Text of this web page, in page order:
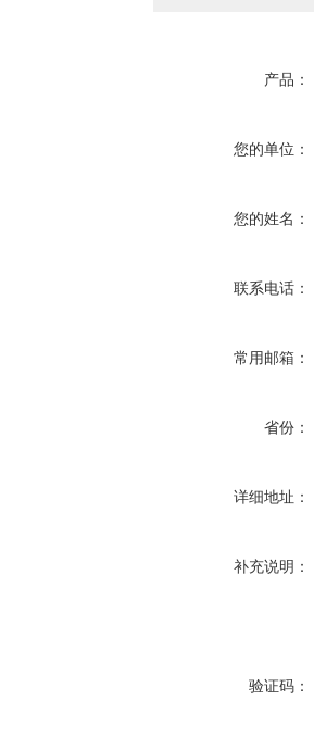
产品：
您的单位：
您的姓名：
联系电话：
常用邮箱：
省份：
详细地址：
补充说明：
验证码：